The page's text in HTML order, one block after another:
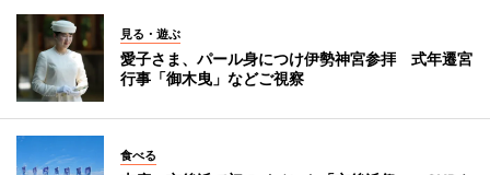
見る・遊ぶ
愛子さま、パール身につけ伊勢神宮参拝 式年遷宮
行事「御木曳」などご視察
食べる